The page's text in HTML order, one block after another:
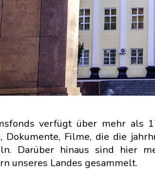
verfügt über mehr als
Dokumente, Filme, die die
Darüber hinaus sind hier
unseres Landes gesammelt.